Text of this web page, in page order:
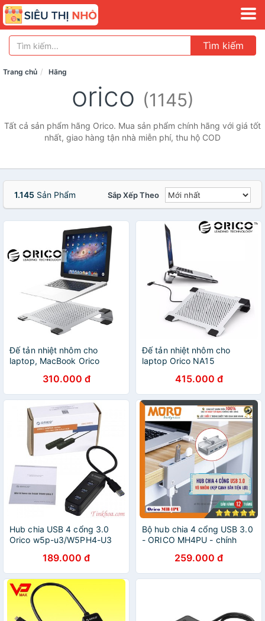
Tìm kiếm
Trang chủ Hãng
orico (1145)
Tất cả sản phẩm hãng Orico. Mua sản phẩm chính hãng với giá tốt
nhất, giao hàng tận nhà miễn phí, thu hộ COD
1.145 Sản Phẩm Sắp Xếp Theo
Đế tản nhiệt nhôm cho
laptop, MacBook Orico
310.000 đ
Đế tản nhiệt nhôm cho
laptop Orico NA15
415.000 đ
Hub chia USB 4 cổng 3.0
Orico w5p-u3/W5PH4-U3
189.000 đ
Bộ hub chia 4 cổng USB 3.0
- ORICO MH4PU - chính
259.000 đ